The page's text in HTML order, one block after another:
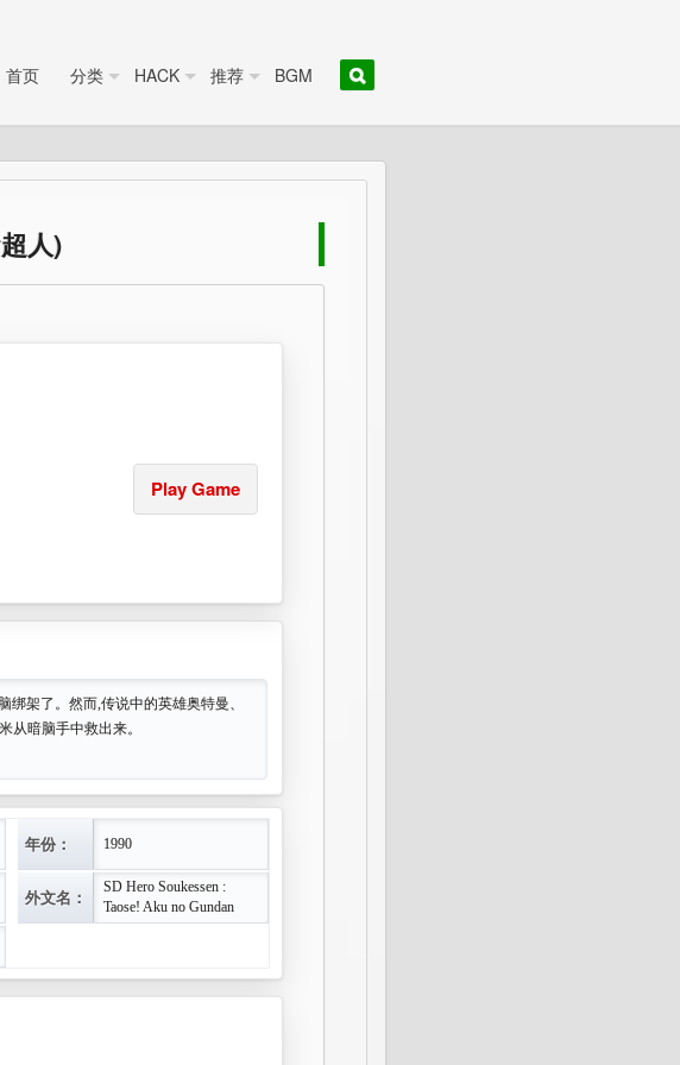
首页 分类 HACK 推荐 BGM
人)
Play Game
架了。然而,传说中的英雄奥特曼、
从暗脑手中救出来。
年份： 1990
外文名：
SD Hero Soukessen :
Taose! Aku no Gundan